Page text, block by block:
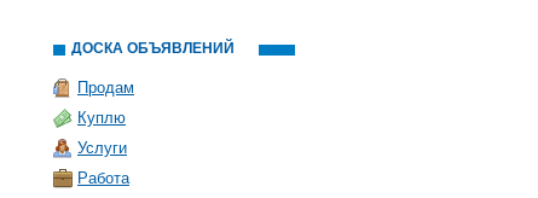
ДОСКА ОБЪЯВЛЕНИЙ
Продам
Куплю
Услуги
Работа